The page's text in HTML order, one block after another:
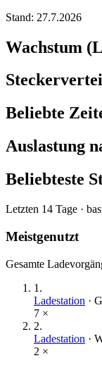
Stand: 27.7.2026
Wachstum
Beliebte
Auslastung
Beliebteste
Letzten 14 Tage ·
Meistgenutzt
Gesamte
1 .
Ladestation ·
7 ×
2.
Ladestation ·
2 ×